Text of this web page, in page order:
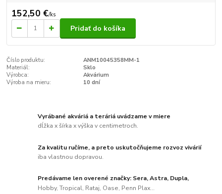
152,50 €/ks
Pridať do košíka
Číslo produktu:
ANM10045358MM-1
Materiál:
Sklo
Výrobca:
Akvárium
Výroba na mieru:
10 dní
Vyrábané akváriá a teráriá uvádzame v miere
dĺžka x šírka x výška v centimetroch.
Za kvalitu ručíme, a preto uskutočňujeme rozvoz vivárií
iba vlastnou dopravou.
Predávame len overené značky: Sera, Astra, Dupla,
Hobby, Tropical, Rataj, Oase, Penn Plax...